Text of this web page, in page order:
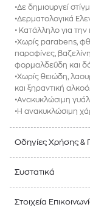
•Δε δημιουργεί
•Δερματολογικά
• Κατάλληλο για
•Χωρίς parabens,
παραφίνες,
φορμαλδεΰδη και
•Χωρίς θειώδη,
και ξηραντική
•Ανακυκλώσιμη
•Η ανακυκλώσιμη
Οδηγίες Χρήσης
Συστατικά
Στοιχεία